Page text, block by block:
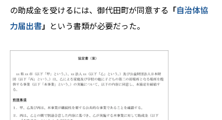
の助成金を受けるには、御代田町が同意する
「自治体協
力届出書 」 という書類が必要だった。